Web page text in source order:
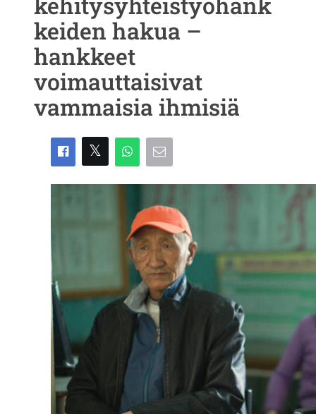
keiden hakua –
hankkeet
voimauttaisivat
vammaisia ihmisiä